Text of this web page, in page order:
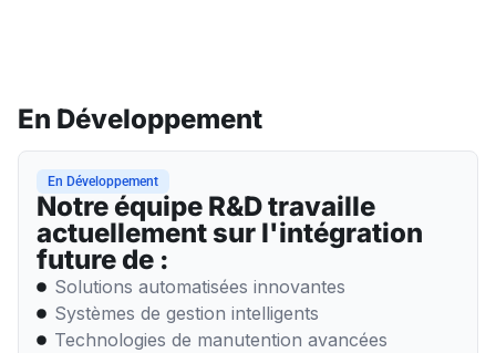
En Développement
En Développement
Notre équipe R&D travaille
actuellement sur l'intégration
future de :
Solutions automatisées innovantes
Systèmes de gestion intelligents
Technologies de manutention avancées